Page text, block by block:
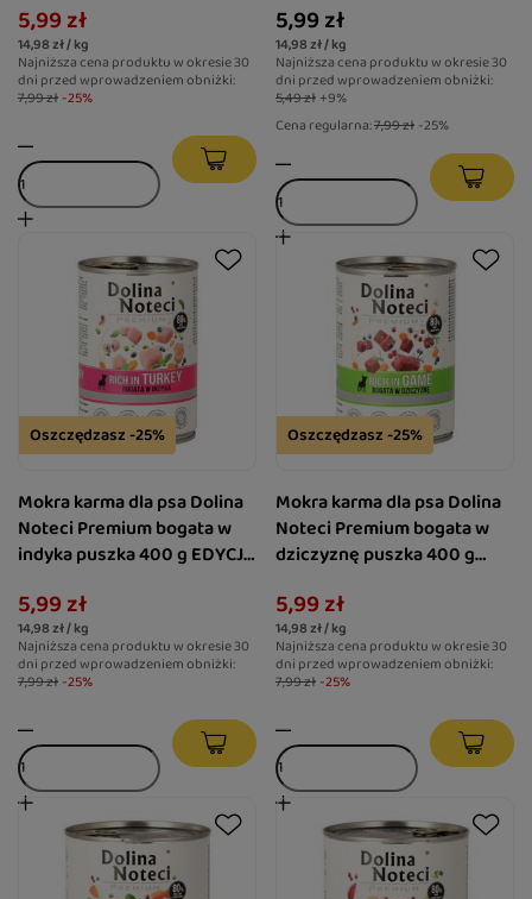
5,99 zł
14,98 zł / kg
Najniższa cena produktu w okresie 30
dni przed wprowadzeniem obniżki:
7,99 zł -25%
5,99 zł
14,98 zł / kg
Najniższa cena produktu w okresie 30
dni przed wprowadzeniem obniżki:
5,49 zł +9%
Cena regularna:7,99 zł -25%
Oszczędzasz -25%
Mokra karma dla psa Dolina
Noteci Premium bogata w
indyka puszka 400 g EDYCJA
5,99 zł
14,98 zł / kg
Najniższa cena produktu w okresie 30
dni przed wprowadzeniem obniżki:
7,99 zł -25%
Oszczędzasz -25%
Mokra karma dla psa Dolina
Noteci Premium bogata w
dziczyznę puszka 400 g
5,99 zł
14,98 zł / kg
Najniższa cena produktu w okresie 30
dni przed wprowadzeniem obniżki:
7,99 zł -25%